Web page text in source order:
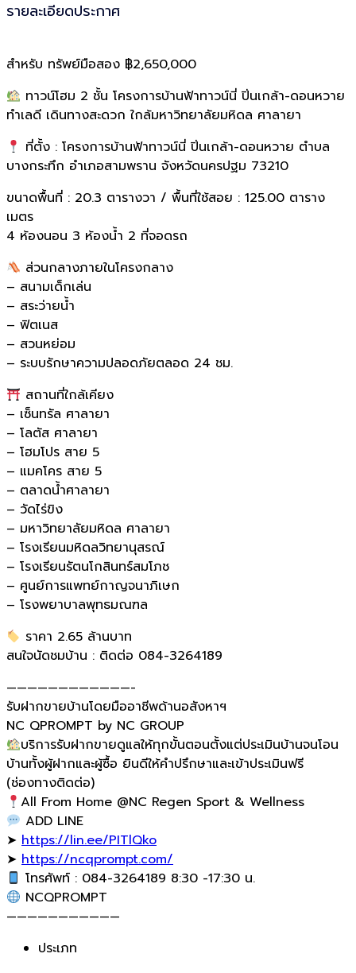
รายละเอียดประกาศ
สำหรับ ทรัพย์มือสอง ฿2,650,000
ทาวน์โฮม 2 ชั้น โครงการบ้านฟ้าทาวน์นี่ ปิ่นเกล้า-ดอนหวาย
ทำเลดี เดินทางสะดวก ใกล้มหาวิทยาลัยมหิดล ศาลายา
ที่ตั้ง : โครงการบ้านฟ้าทาวน์นี่ ปิ่นเกล้า-ดอนหวาย ตำบล
บางกระทึก อำเภอสามพราน จังหวัดนครปฐม 73210
ขนาดพื้นที่ : 20.3 ตารางวา / พื้นที่ใช้สอย : 125.00 ตาราง
เมตร
4 ห้องนอน 3 ห้องน้ำ 2 ที่จอดรถ
ส่วนกลางภายในโครงกลาง
– สนามเด็กเล่น
– สระว่ายน้ำ
– ฟิตเนส
– สวนหย่อม
– ระบบรักษาความปลอดภัยตลอด 24 ชม.
สถานที่ใกล้เคียง
– เซ็นทรัล ศาลายา
– โลตัส ศาลายา
– โฮมโปร สาย 5
– แมคโคร สาย 5
– ตลาดน้ำศาลายา
– วัดไร่ขิง
– มหาวิทยาลัยมหิดล ศาลายา
– โรงเรียนมหิดลวิทยานุสรณ์
– โรงเรียนรัตนโกสินทร์สมโภช
– ศูนย์การแพทย์กาญจนาภิเษก
– โรงพยาบาลพุทธมณฑล
ราคา 2.65 ล้านบาท
สนใจนัดชมบ้าน : ติดต่อ 084-3264189
————————————-
รับฝากขายบ้านโดยมืออาชีพด้านอสังหาฯ
NC QPROMPT by NC GROUP
บริการรับฝากขายดูแลให้ทุกขั้นตอนตั้งแต่ประเมินบ้านจนโอน
บ้านทั้งผู้ฝากและผู้ซื้อ ยินดีให้คำปรึกษาและเข้าประเมินฟรี
(ช่องทางติดต่อ)
All From Home @NC Regen Sport & Wellness
ADD LINE
➤ https://lin.ee/PITlQko
➤ https://ncqprompt.com/
โทรศัพท์ : 084-3264189 8:30 -17:30 น.
NCQPROMPT
———————————
ประเภท